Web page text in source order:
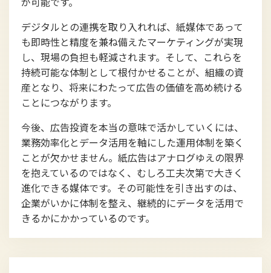
デジタルとの連携を取り入れれば、紙媒体であって
も即時性と精度を兼ね備えたマーケティングが実現
し、現場の負担も軽減されます。そして、これらを
持続可能な体制として根付かせることが、組織の資
産となり、将来にわたって広告の価値を高め続ける
ことにつながります。
今後、広告投資を本当の意味で活かしていくには、
業務効率化とデータ活用を軸にした運用体制を築く
ことが欠かせません。紙広告はアナログゆえの限界
を抱えているのではなく、むしろ工夫次第で大きく
進化できる媒体です。その可能性を引き出すのは、
企業がいかに体制を整え、継続的にデータを活用で
きるかにかかっているのです。